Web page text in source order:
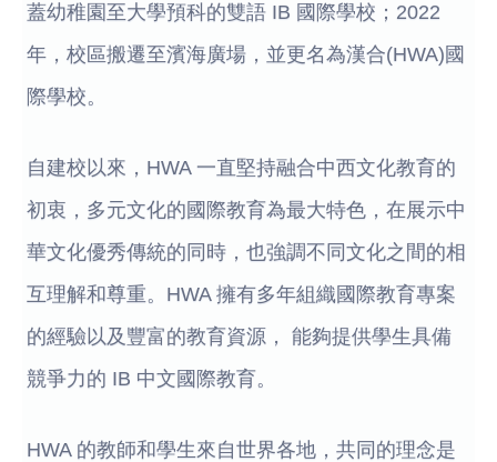
蓋幼稚園至大學預科的雙語 IB 國際學校；2022
年，校區搬遷至濱海廣場，並更名為漢合(HWA)國
際學校。
自建校以來，HWA 一直堅持融合中西文化教育的
初衷，多元文化的國際教育為最大特色，在展示中
華文化優秀傳統的同時，也強調不同文化之間的相
互理解和尊重。HWA 擁有多年組織國際教育專案
的經驗以及豐富的教育資源， 能夠提供學生具備
競爭力的 IB 中文國際教育。
HWA 的教師和學生來自世界各地，共同的理念是